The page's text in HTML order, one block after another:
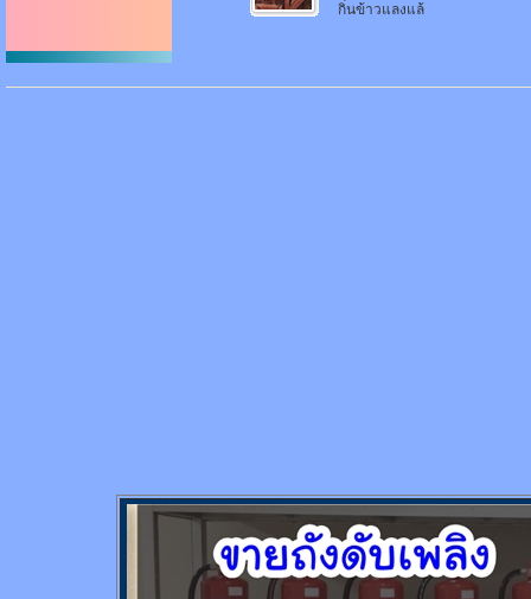
กิ๋นข้าวแลงแล้